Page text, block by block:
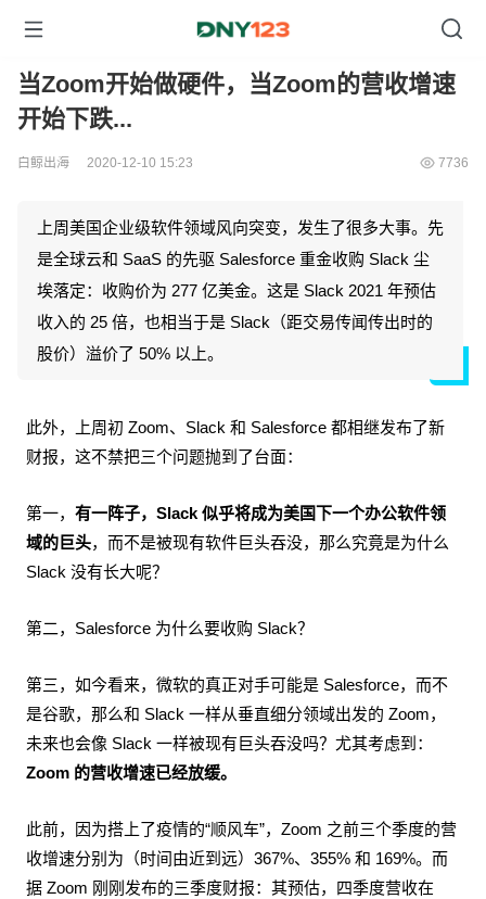
当Zoom开始做硬件，当Zoom的营收增速
开始下跌...
白鲸出海 2020-12-10 15:23 7736
上周美国企业级软件领域风向突变，发生了很多大事。先
是全球云和 SaaS 的先驱 Salesforce 重金收购 Slack 尘
埃落定：收购价为 277 亿美金。这是 Slack 2021 年预估
收入的 25 倍，也相当于是 Slack（距交易传闻传出时的
股价）溢价了 50% 以上。
此外，上周初 Zoom、Slack 和 Salesforce 都相继发布了新
财报，这不禁把三个问题抛到了台面：
第一， 有一阵子，Slack 似乎将成为美国下一个办公软件领
域的巨头，而不是被现有软件巨头吞没，那么究竟是为什么
Slack 没有长大呢？
第二，Salesforce 为什么要收购 Slack？
第三，如今看来，微软的真正对手可能是 Salesforce，而不
是谷歌，那么和 Slack 一样从垂直细分领域出发的 Zoom，
未来也会像 Slack 一样被现有巨头吞没吗？尤其考虑到：
Zoom 的营收增速已经放缓。
此前，因为搭上了疫情的“顺风车”，Zoom 之前三个季度的营
收增速分别为（时间由近到远）367%、355% 和 169%。而
据 Zoom 刚刚发布的三季度财报：其预估，四季度营收在